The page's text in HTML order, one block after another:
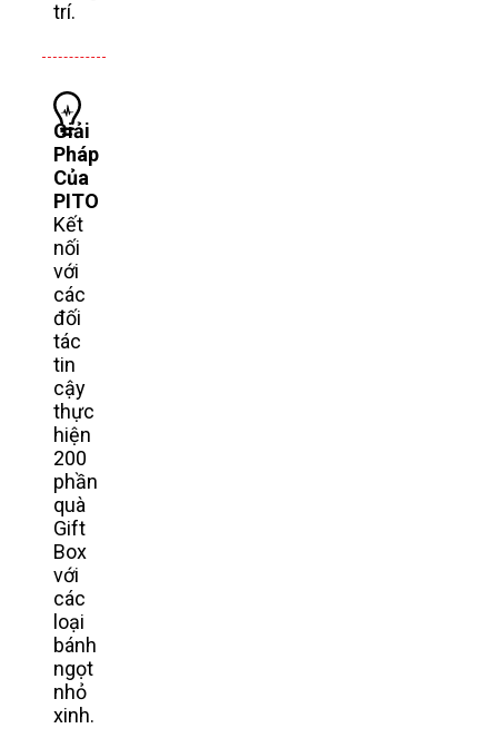
trí.
Giải
Pháp
Của
PITO
Kết
nối
với
các
đối
tác
tin
cậy
thực
hiện
200
phần
quà
Gift
Box
với
các
loại
bánh
ngọt
nhỏ
xinh.